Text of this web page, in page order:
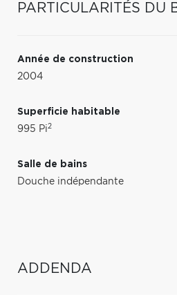
PARTICULARITÉS DU
Année de construction
2004
Superficie habitable
995 Pi2
Salle de bains
Douche indépendante
ADDENDA